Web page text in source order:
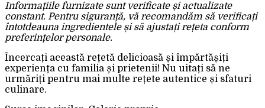
Informațiile furnizate sunt verificate și actualizate
constant. Pentru siguranță, vă recomandăm să verificați
întotdeauna ingredientele și să ajustați rețeta conform
preferințelor personale.
Încercați această rețetă delicioasă și împărtășiți
experiența cu familia și prietenii! Nu uitați să ne
urmăriți pentru mai multe rețete autentice și sfaturi
culinare.